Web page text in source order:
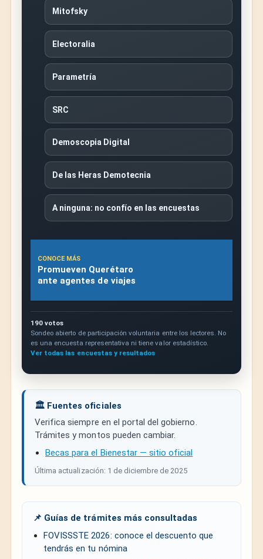
Mitofsky
Electoralia
Parametría
SRC
Demoscopia Digital
De las Heras Demotecnia
A ninguna: no confío en las encuestas
CONOCE MÁS
Promueven Querétaro
ante agentes de viajes
190 votos
Sondeo abierto de participación voluntaria entre los lectores. No
es una encuesta representativa ni tiene valor estadístico.
Ver todas las encuestas y resultados
🏛️ Fuentes oficiales
Verifica siempre en el portal del gobierno.
Trámites y montos pueden cambiar.
Becas para el Bienestar — sitio oficial
Última actualización: 1 de diciembre de 2025
📌 Guías de trámites más consultadas
FOVISSSTE 2026: conoce el descuento que
tendrás en tu nómina